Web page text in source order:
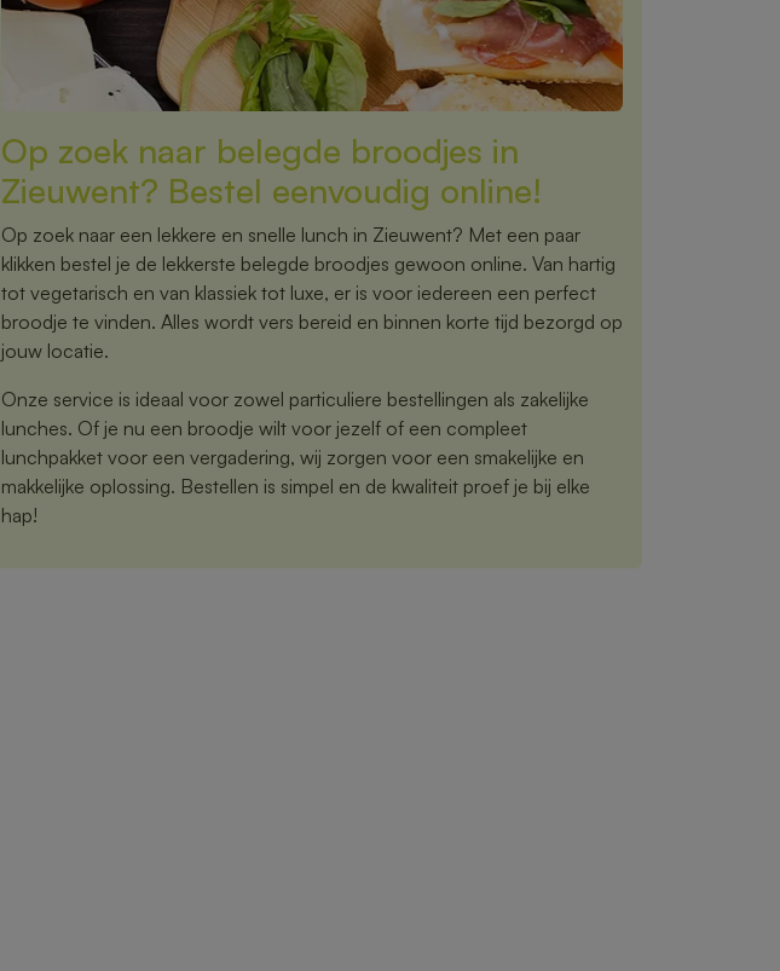
Op zoek naar belegde broodjes in
Zieuwent? Bestel eenvoudig online!
Op zoek naar een lekkere en snelle lunch in Zieuwent? Met een paar
klikken bestel je de lekkerste belegde broodjes gewoon online. Van hartig
tot vegetarisch en van klassiek tot luxe, er is voor iedereen een perfect
broodje te vinden. Alles wordt vers bereid en binnen korte tijd bezorgd op
jouw locatie.
Onze service is ideaal voor zowel particuliere bestellingen als zakelijke
lunches. Of je nu een broodje wilt voor jezelf of een compleet
lunchpakket voor een vergadering, wij zorgen voor een smakelijke en
makkelijke oplossing. Bestellen is simpel en de kwaliteit proef je bij elke
hap!